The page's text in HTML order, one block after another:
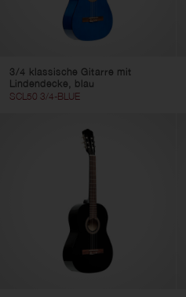
3/4 klassische Gitarre mit
Lindendecke, blau
SCL50 3/4-BLUE